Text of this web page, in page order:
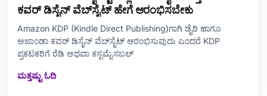
ಕವರ್ ಡಿಸೈನ್ ವೆಬ್‌ಸೈಟ್ ಹೇಗೆ ಆರಂಭಿಸಬೇಕು
Amazon KDP (Kindle Direct Publishing)ಗಾಗಿ ಡೈರಿ ಹಾಗೂ
ಅಜಾಂಡಾ ಕವರ್ ಡಿಸೈನ್ ವೆಬ್‌ಸೈಟ್ ಆರಂಭಿಸುವುದು ಎಂದರೆ KDP
ಪ್ರಕಟಕರಿಗೆ ರೆಡಿ ಅಥವಾ ಕಸ್ಟಮೈಸಬಲ್
ಮತ್ತಷ್ಟು ಓದಿ